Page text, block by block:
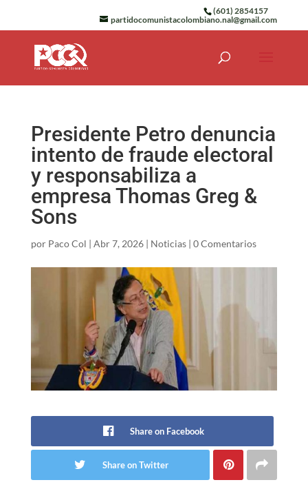
(601) 2854157
partidocomunistacolombiano.nal@gmail.com
Presidente Petro denuncia
intento de fraude electoral
y responsabiliza a
empresa Thomas Greg &
Sons
por Paco Col | Abr 7, 2026| Noticias| 0 Comentarios
Share on Facebook
Share on Twitter